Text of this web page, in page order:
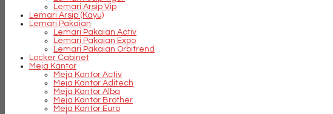
Lemari Arsip Vip
Lemari Arsip (Kayu)
Lemari Pakaian
Lemari Pakaian Activ
Lemari Pakaian Expo
Lemari Pakaian Orbitrend
Locker Cabinet
Meja Kantor
Meja Kantor Activ
Meja Kantor Aditech
Meja Kantor Alba
Meja Kantor Brother
Meja Kantor Euro